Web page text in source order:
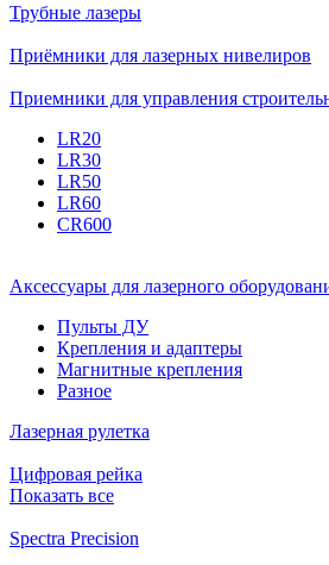
Трубные лазеры
Приёмники для лазерных нивелиров
Приемники для управления
LR20
LR30
LR50
LR60
CR600
Аксессуары для лазерного
Пульты ДУ
Крепления и адаптеры
Магнитные крепления
Разное
Лазерная рулетка
Цифровая рейка
Показать все
Spectra Precision